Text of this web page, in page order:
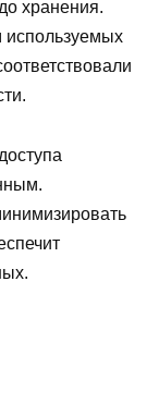
хранения.
используемых